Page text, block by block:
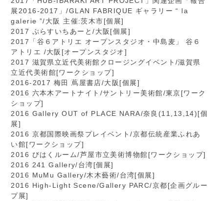
展2016-2017」/GLAN FABRIQUE ギャラリー “ la
galerie ”/大阪 主催:茨木市[個展]
2017 ぷらすいちあーと/大阪[個展]
2017「谷６アトリエ オープンスタジオ・中島麦」 谷６
アトリエ /大阪[オープンスタジオ]
2017 滋賀県立近代美術館クロージングイベント/滋賀県
立近代美術館[ワークショップ]
2016-2017 梅田 蔦屋書店/大阪[個展]
2016 六本木アートナイト/サントリー美術館/東京[ワーク
ショップ]
2016 Gallery OUT of PLACE NARA/奈良(11,13,14)[個
展]
2016 京都国際映画祭プレイベント/京都伝統産業ふれあ
い館[ワークショップ]
2016 びはくルーム/芦屋市立美術博物館[ワークショップ]
2016 241 Gallery/台湾[個展]
2016 MuMu Gallery/木木藝術/台湾[個展]
2016 High-Light Scene/Gallery PARC/京都[企画グルー
プ展]